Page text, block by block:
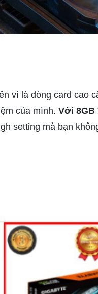
vì là dòng card cao
của mình. Với 8GB
setting mà bạn